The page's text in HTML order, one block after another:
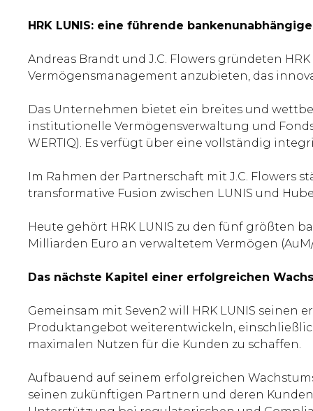
HRK LUNIS: eine führende
Andreas Brandt und J.C. Flowers gründeten
Vermögensmanagement anzubieten, das
Das Unternehmen bietet ein breites und
institutionelle Vermögensverwaltung und
WERTIQ). Es verfügt über eine vollständig
Im Rahmen der Partnerschaft mit J.C. Flowers
transformative Fusion zwischen LUNIS und
Heute gehört HRK LUNIS zu den fünf größten
Milliarden Euro an verwaltetem Vermögen
Das nächste Kapitel einer erfolgreichen
Gemeinsam mit Seven2 will HRK LUNIS
Produktangebot weiterentwickeln,
maximalen Nutzen für die Kunden zu schaffen.
Aufbauend auf seinem erfolgreichen
seinen zukünftigen Partnern und deren